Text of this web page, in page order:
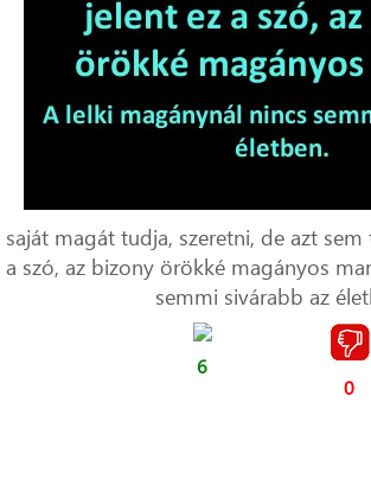
saját magát tudja, szeretni, de azt
a szó, az bizony örökké magányos
semmi sivárabb az
6
0